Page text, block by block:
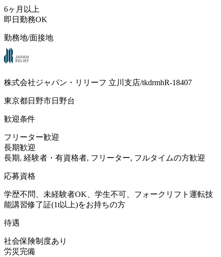
6ヶ月以上
即日勤務OK
勤務地/面接地
株式会社ジャパン・リリーフ 立川支店/tkdrmhR-18407
東京都日野市日野台
歓迎条件
フリーター歓迎
長期歓迎
長期, 経験者・有資格者, フリーター, フルタイムの方歓迎
応募資格
学歴不問、未経験者OK、学生不可、フォークリフト運転技
能講習修了証(1t以上)をお持ちの方
待遇
社会保険制度あり
労災完備